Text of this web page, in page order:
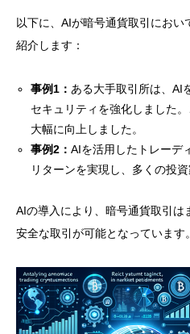
以下に、AIが暗号通貨取引にお
紹介します：
事例1： ある大手取引所は、AI
セキュリティを強化しました
大幅に向上しました。
事例2：AIを活用したトレーデ
リターンを実現し、多くの投
AIの導入により、暗号通貨取引は
安全な取引が可能となっています。